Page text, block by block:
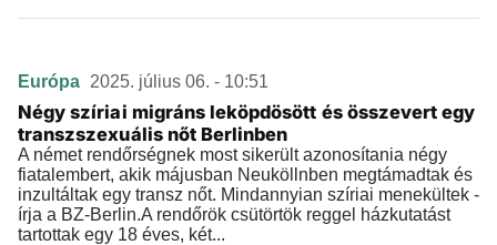
Európa 2025. július 06. - 10:51
Négy szíriai migráns leköpdösött és összevert egy
transzszexuális nőt Berlinben
A német rendőrségnek most sikerült azonosítania négy
fiatalembert, akik májusban Neuköllnben megtámadtak és
inzultáltak egy transz nőt. Mindannyian szíriai menekültek -
írja a BZ-Berlin.A rendőrök csütörtök reggel házkutatást
tartottak egy 18 éves, két...